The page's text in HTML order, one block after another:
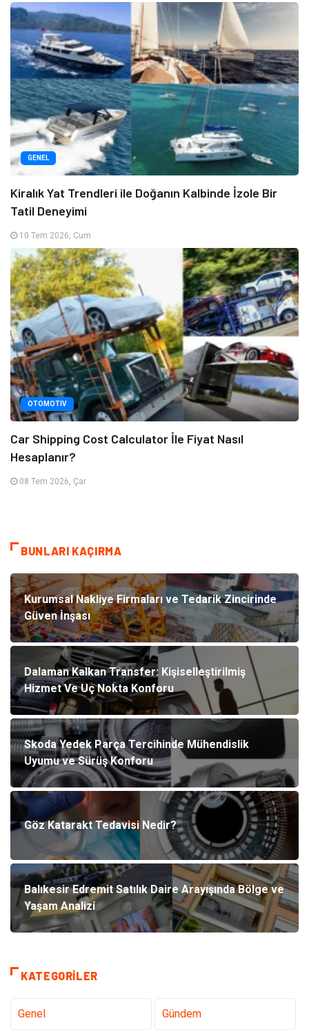
GENEL
Kiralık Yat Trendleri ile Doğanın Kalbinde İzole Bir
Tatil Deneyimi
10 Tem 2026, Cum
OTOMOTIV
Car Shipping Cost Calculator İle Fiyat Nasıl
Hesaplanır?
08 Tem 2026, Çar
BUNLARI KAÇIRMA
Kurumsal Nakliye Firmaları ve Tedarik Zincirinde
Güven İnşası
Dalaman Kalkan Transfer: Kişiselleştirilmiş
Hizmet Ve Uç Nokta Konforu
Skoda Yedek Parça Tercihinde Mühendislik
Uyumu ve Sürüş Konforu
Göz Katarakt Tedavisi Nedir?
Balıkesir Edremit Satılık Daire Arayışında Bölge ve
Yaşam Analizi
KATEGORILER
Genel Gündem